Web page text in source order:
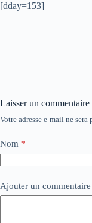
[dday=153]
Laisser un commentaire
Votre adresse e-mail ne sera
Nom *
Ajouter un commentaire